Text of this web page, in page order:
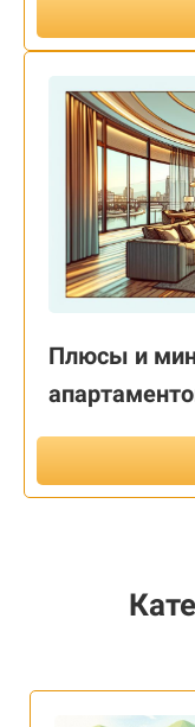
Плюсы и